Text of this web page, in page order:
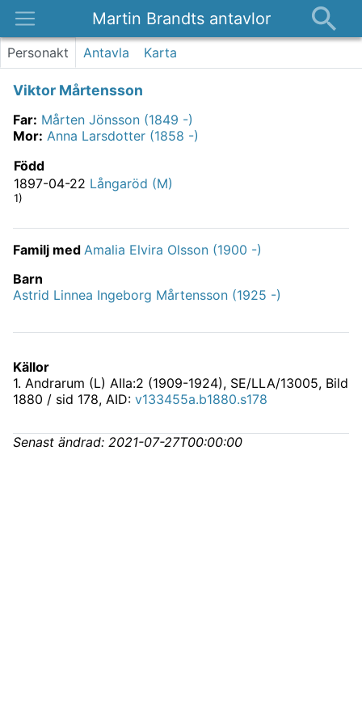
Martin Brandts antavlor
Platser
Kontakt
Personakt Antavla Karta
Viktor Mårtensson
Far: Mårten Jönsson (1849 -)
Mor: Anna Larsdotter (1858 -)
Född
1897-04-22 Långaröd (M)
1)
Familj med Amalia Elvira Olsson (1900 -)
Barn
Astrid Linnea Ingeborg Mårtensson (1925 -)
Källor
1. Andrarum (L) AIIa:2 (1909-1924), SE/LLA/13005, Bild
1880 / sid 178, AID: v133455a.b1880.s178
Senast ändrad: 2021-07-27T00:00:00